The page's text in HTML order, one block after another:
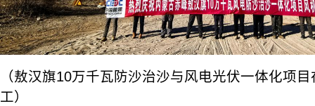
（敖汉旗10万千瓦防沙治沙与风电光伏一体化项
工）